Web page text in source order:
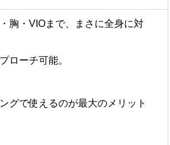
胸・VIOまで、まさに全身に対
ローチ可能。
グで使えるのが最大のメリット